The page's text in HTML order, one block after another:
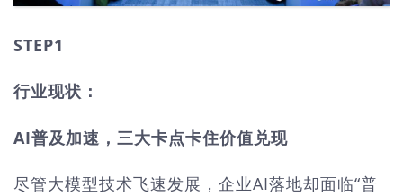
STEP1
行业现状：
AI普及加速，三大卡点卡住价值兑现
尽管大模型技术飞速发展，企业AI落地却面临“普